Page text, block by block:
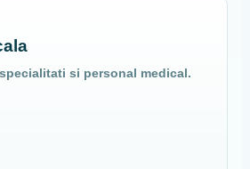
si personal medical.